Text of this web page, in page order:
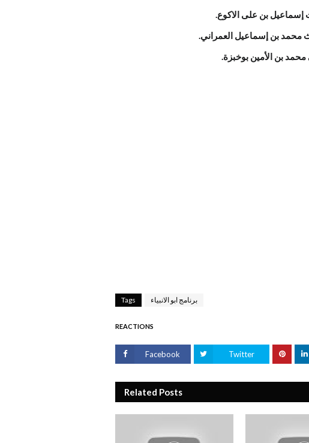
بن على الاكوع.
محمد بن إسماعيل العمراني.
بن الأمين بوخبزة.
Tags برنامج ابو الانبياء
REACTIONS
Facebook Twitter
Related Posts